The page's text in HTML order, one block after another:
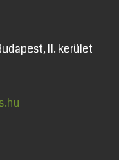
II. kerület